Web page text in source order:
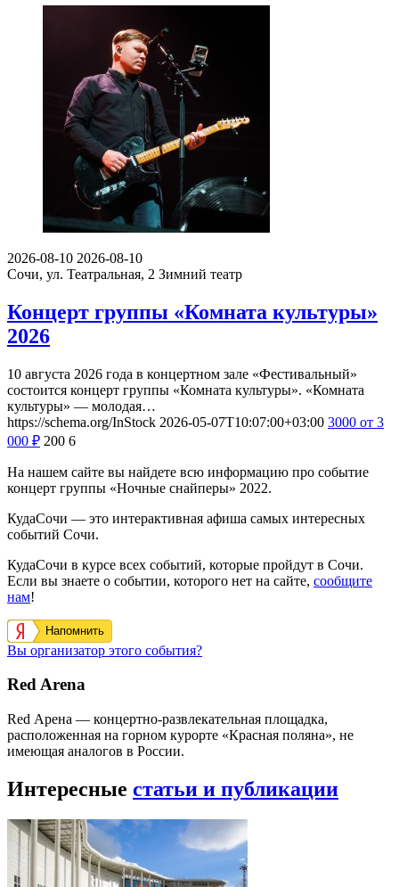
2026-08-10 2026-08-10
Сочи, ул. Театральная, 2 Зимний театр
Концерт группы «Комната культуры»
2026
10 августа 2026 года в концертном зале «Фестивальный»
состоится концерт группы «Комната культуры». «Комната
культуры» — молодая…
https://schema.org/InStock 2026-05-07T10:07:00+03:00 3000 от 3
000 ₽ 200 6
На нашем сайте вы найдете всю информацию про событие
концерт группы «Ночные снайперы» 2022.
КудаСочи — это интерактивная афиша самых интересных
событий Сочи.
КудаСочи в курсе всех событий, которые пройдут в Сочи.
Если вы знаете о событии, которого нет на сайте, сообщите
нам!
Напомнить
Вы организатор этого события?
Red Arena
Red Арена — концертно-развлекательная площадка,
расположенная на горном курорте «Красная поляна», не
имеющая аналогов в России.
Интересные статьи и публикации